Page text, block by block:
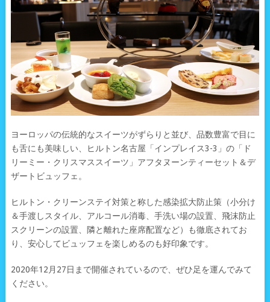
ヨーロッパの伝統的なスイーツがずらりと並び、品数豊富で目に
も舌にも美味しい、ヒルトン名古屋「インプレイス3-3」の「ド
リーミー・クリスマススイーツ」アフタヌーンティーセット＆デ
ザートビュッフェ。
ヒルトン・クリーンステイ対策と称した感染拡大防止策（小分け
＆手渡しスタイル、アルコール消毒、手洗い場の設置、飛沫防止
スクリーンの設置、隣と離れた座席配置など）も徹底されてお
り、安心してビュッフェを楽しめるのも好印象です。
2020年12月27日まで開催されているので、ぜひ足を運んでみて
ください。